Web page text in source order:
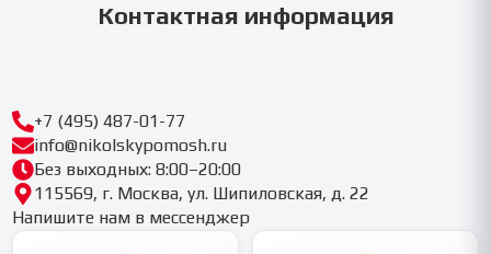
Контактная информация
+7 (495) 487-01-77
info@nikolskypomosh.ru
Без выходных: 8:00–20:00
115569, г. Москва, ул. Шипиловская, д. 22
Напишите нам в мессенджер